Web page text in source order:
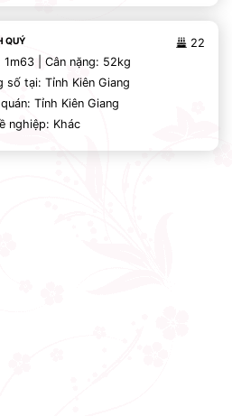
22
QUÝ
1m63 | Cân nặng: 52kg
số tại: Tỉnh Kiên Giang
Tỉnh Kiên Giang
nghiệp: Khác